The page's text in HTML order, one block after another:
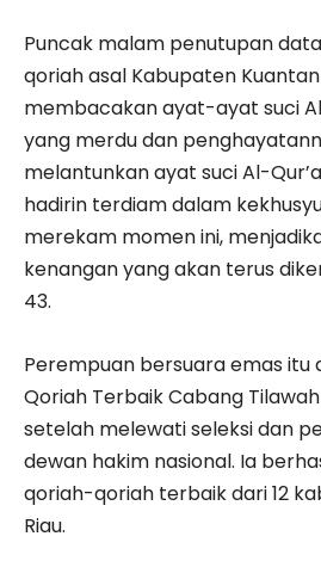
Puncak malam penutupan
qoriah asal Kabupaten
membacakan ayat-ayat suci
yang merdu dan
melantunkan ayat suci Al-
hadirin terdiam dalam
merekam momen ini,
kenangan yang akan terus
43.
Perempuan bersuara emas itu
Qoriah Terbaik Cabang
setelah melewati seleksi dan
dewan hakim nasional. Ia
qoriah-qoriah terbaik dari 12
Riau.